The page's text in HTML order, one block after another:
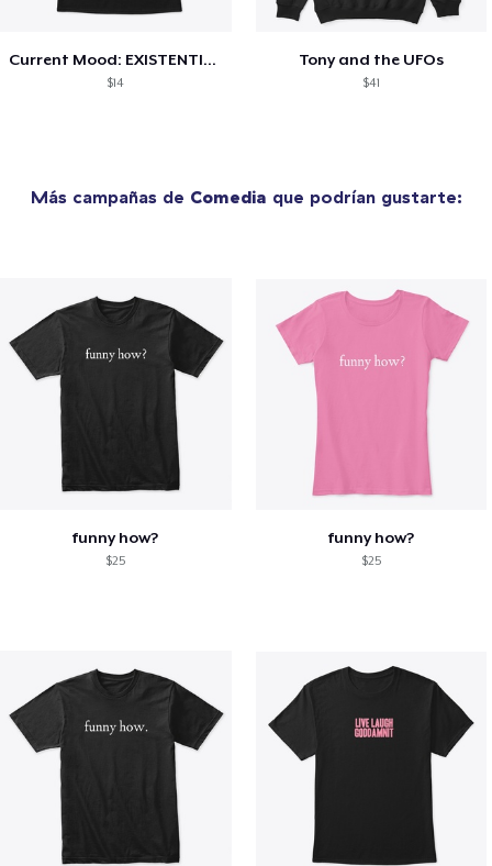
Current Mood: EXISTENTIAL CRISIS
$14
Tony and the UFOs
$41
Más campañas de Comedia que podrían gustarte:
funny how?
$25
funny how?
$25